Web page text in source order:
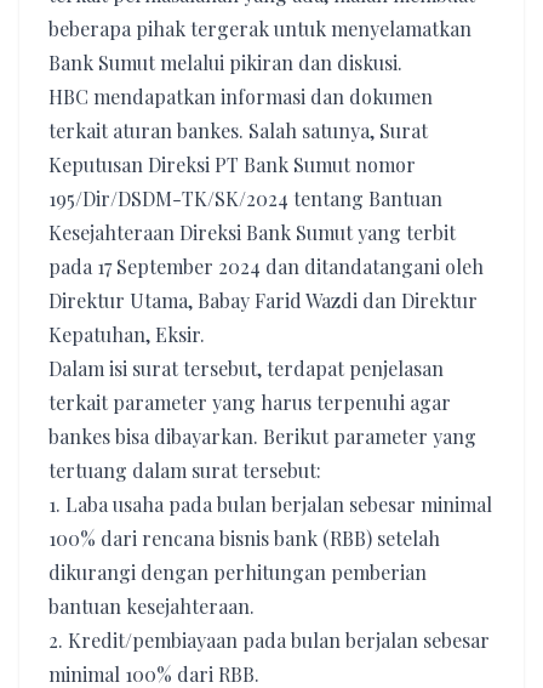
beberapa pihak tergerak untuk menyelamatkan
Bank Sumut melalui pikiran dan diskusi.
HBC mendapatkan informasi dan dokumen
terkait aturan bankes. Salah satunya, Surat
Keputusan Direksi PT Bank Sumut nomor
195/Dir/DSDM-TK/SK/2024 tentang Bantuan
Kesejahteraan Direksi Bank Sumut yang terbit
pada 17 September 2024 dan ditandatangani oleh
Direktur Utama, Babay Farid Wazdi dan Direktur
Kepatuhan, Eksir.
Dalam isi surat tersebut, terdapat penjelasan
terkait parameter yang harus terpenuhi agar
bankes bisa dibayarkan. Berikut parameter yang
tertuang dalam surat tersebut:
1. Laba usaha pada bulan berjalan sebesar minimal
100% dari rencana bisnis bank (RBB) setelah
dikurangi dengan perhitungan pemberian
bantuan kesejahteraan.
2. Kredit/pembiayaan pada bulan berjalan sebesar
minimal 100% dari RBB.